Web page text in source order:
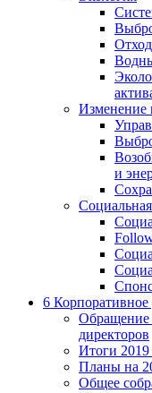
Изменение
и
6 Корпоративное
Обращение
директоров
Итоги 2019
Планы на
Общее